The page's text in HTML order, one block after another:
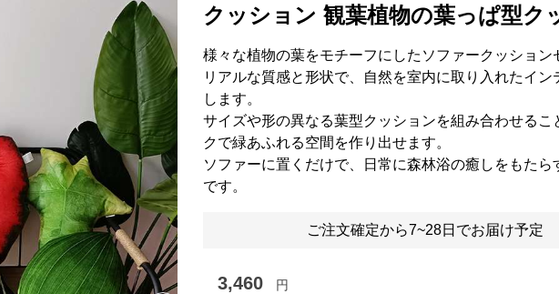
クッション 観葉植物の葉っぱ型ク
様々な植物の葉をモチーフにしたソファークッション
リアルな質感と形状で、自然を室内に取り入れたイン
します。
サイズや形の異なる葉型クッションを組み合わせるこ
クで緑あふれる空間を作り出せます。
ソファーに置くだけで、日常に森林浴の癒しをもたら
です。
ご注文確定から7~28日でお届け予定
3,460 円